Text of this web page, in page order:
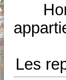
Les